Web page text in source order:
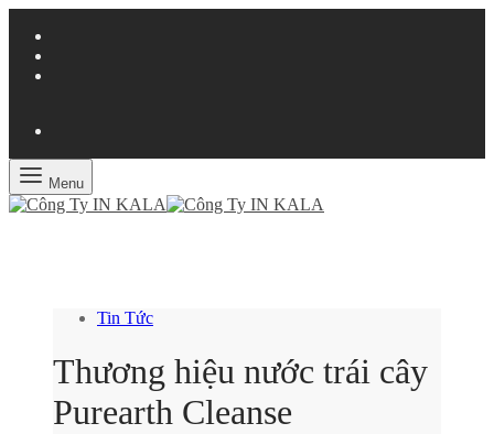
Menu
Tin Tức
Thương hiệu nước trái cây
Purearth Cleanse